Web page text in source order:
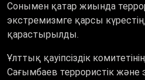
Сонымен қатар жиында
экстремизмге қарсы күрестің
қарастырылды.
Ұлттық қауіпсіздік
Сағымбаев террористік және